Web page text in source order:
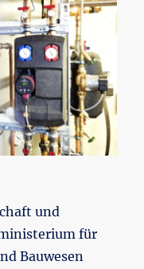
und
für
Bauwesen